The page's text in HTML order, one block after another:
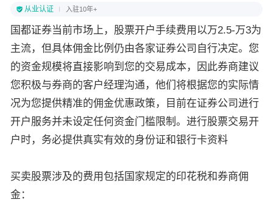
从业认证 入驻10年+
国都证券当前市场上，股票开户手续费用以万2.5-万3为
主流，但具体佣金比例仍由各家证券公司自行决定。您
的资金规模将直接影响到您的交易成本，因此券商建议
您积极与券商的客户经理沟通，他们将根据您的实际情
况为您提供精准的佣金优惠政策，目前在证券公司进行
开户服务并未设定任何资金门槛限制。进行股票交易开
户时，务必提供真实有效的身份证和银行卡资料
买卖股票涉及的费用包括国家规定的印花税和券商佣
金：